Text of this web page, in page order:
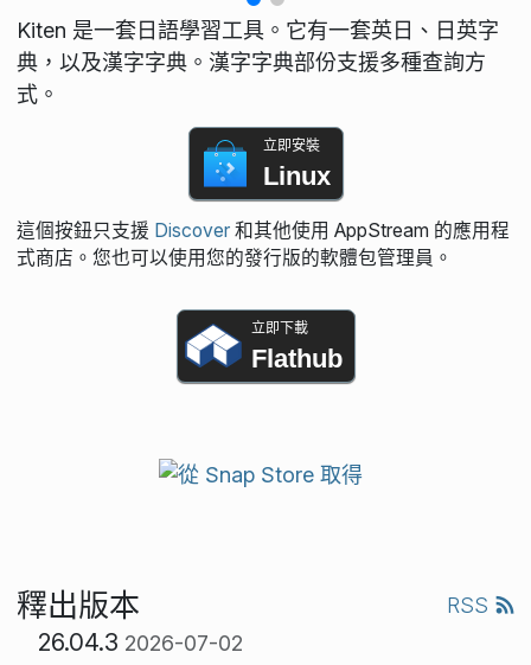
Kiten 是一套日語學習工具。它有一套英日、日英字
典，以及漢字字典。漢字字典部份支援多種查詢方
式。
立即安裝
Linux
這個按鈕只支援 Discover和其他使用 AppStream 的應用程
式商店。您也可以使用您的發行版的軟體包管理員。
立即下載
Flathub
釋出版本 RSS
26.04.3 2026-07-02